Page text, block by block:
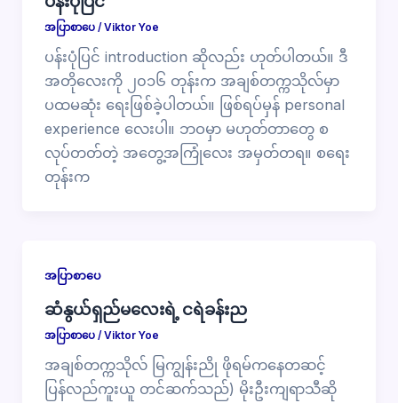
အပြာစာပေ/Viktor Yoe
ပန်းပုံပြင် introduction ဆိုလည်း ဟုတ်ပါတယ်။ ဒီ
အတိုလေးကို ၂၀၁၆ တုန်းက အချစ်တက္ကသိုလ်မှာ
ပထမဆုံး ရေးဖြစ်ခဲ့ပါတယ်။ ဖြစ်ရပ်မှန် personal
experience လေးပါ။ ဘဝမှာ မဟုတ်တာတွေ စ
လုပ်တတ်တဲ့ အတွေ့အကြုံလေး အမှတ်တရ။ စရေး
တုန်းက
အပြာစာပေ
ဆံနွယ်ရှည်မလေးရဲ့ ငရဲခန်းည
အပြာစာပေ/Viktor Yoe
အချစ်တက္ကသိုလ် မြကျွန်းညို ဖိုရမ်ကနေတဆင့်
ပြန်လည်ကူးယူ တင်ဆက်သည်) မိုးဦးကျရာသီဆို